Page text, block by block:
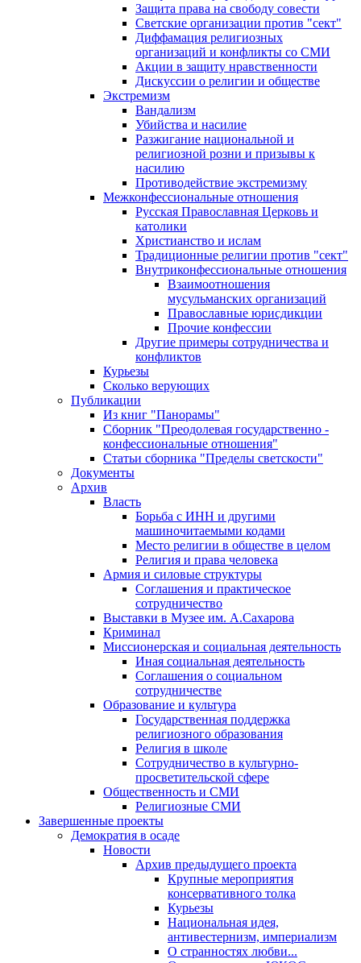
Защита права на свободу совести
Светские организации против "сект"
Диффамация религиозных
организаций и конфликты со СМИ
Акции в защиту нравственности
Дискуссии о религии и обществе
Экстремизм
Вандализм
Убийства и насилие
Разжигание национальной и
религиозной розни и призывы к
насилию
Противодействие экстремизму
Межконфессиональные отношения
Русская Православная Церковь и
католики
Христианство и ислам
Традиционные религии против "сект"
Внутриконфессиональные отношения
Взаимоотношения
мусульманских организаций
Православные юрисдикции
Прочие конфессии
Другие примеры сотрудничества и
конфликтов
Курьезы
Сколько верующих
Публикации
Из книг "Панорамы"
Сборник "Преодолевая государственно -
конфессиональные отношения"
Статьи сборника "Пределы светскости"
Документы
Архив
Власть
Борьба с ИНН и другими
машиночитаемыми кодами
Место религии в обществе в целом
Религия и права человека
Армия и силовые структуры
Соглашения и практическое
сотрудничество
Выставки в Музее им. А.Сахарова
Криминал
Миссионерская и социальная деятельность
Иная социальная деятельность
Соглашения о социальном
сотрудничестве
Образование и культура
Государственная поддержка
религиозного образования
Религия в школе
Сотрудничество в культурно-
просветительской сфере
Общественность и СМИ
Религиозные СМИ
Завершенные проекты
Демократия в осаде
Новости
Архив предыдущего проекта
Крупные мероприятия
консервативного толка
Курьезы
Национальная идея,
антивестернизм, империализм
О странностях любви...